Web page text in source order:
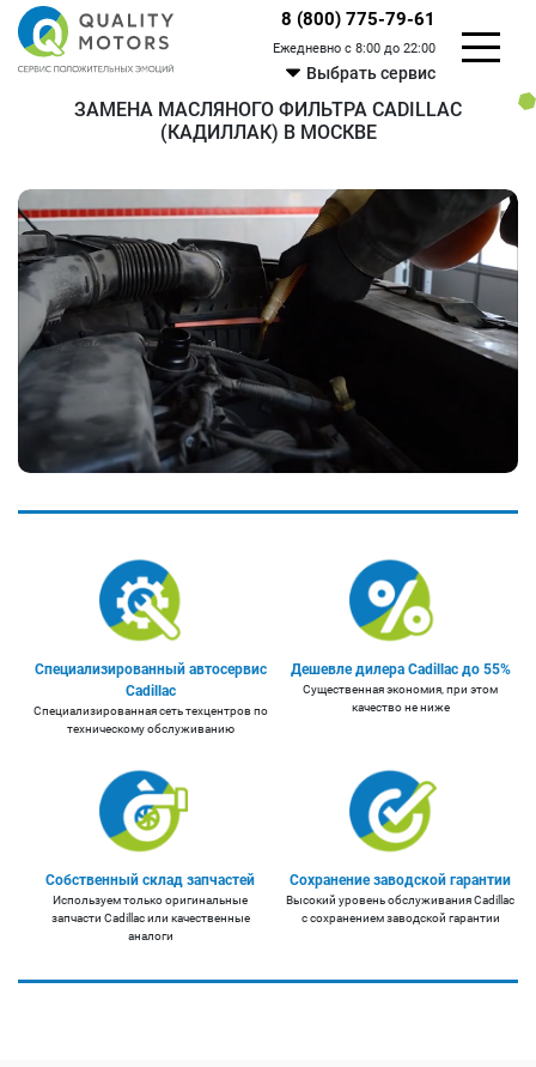
8 (800) 775-79-61
Ежедневно с 8:00 до 22:00
Выбрать сервис
ЗАМЕНА МАСЛЯНОГО ФИЛЬТРА CADILLAC
(КАДИЛЛАК) В МОСКВЕ
Специализированный автосервис
Cadillac
Специализированная сеть техцентров по
техническому обслуживанию
Дешевле дилера Cadillac до 55%
Существенная экономия, при этом
качество не ниже
Собственный склад запчастей
Используем только оригинальные
запчасти Cadillac или качественные
аналоги
Сохранение заводской гарантии
Высокий уровень обслуживания Cadillac
с сохранением заводской гарантии